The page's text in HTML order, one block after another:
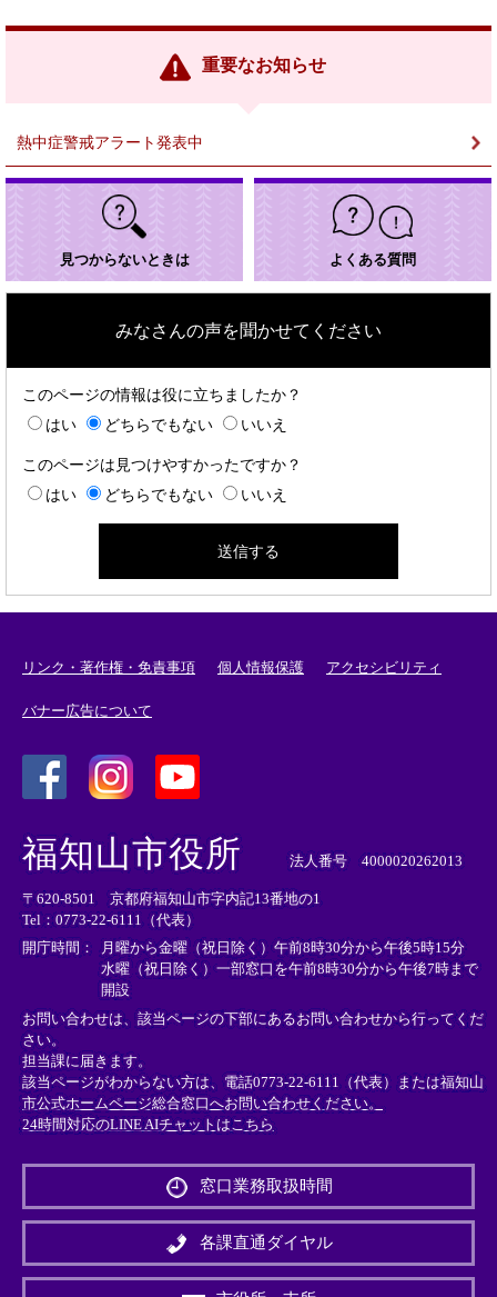
リ
重要なお知らせ
熱中症警戒アラート発表中
見つからないときは よくある質問
みなさんの声を聞かせてください
このページの情報は役に立ちましたか？
はい
どちらでもない いいえ
このページは見つけやすかったですか？
はい
どちらでもない いいえ
リンク・著作権・免責事項 個人情報保護 アクセシビリティ
バナー広告について
外
部
リ
ン
ク
＞
外
リ
ン
ク
＞
外
部
ン
ク
＞
福知山市役所 法人番号 4000020262013
〒620-8501 京都府福知山市字内記13番地の1
Tel：0773-22-6111（代表）
開庁時間：
月曜から金曜（祝日除く）午前8時30分から午後5時15分
水曜（祝日除く）一部窓口を午前8時30分から午後7時まで
開設
お問い合わせは、該当ページの下部にあるお問い合わせから行ってくだ
さい。
担当課に届きます。
該当ページがわからない方は、電話0773-22-6111（代表）または福知山
市公式ホームページ総合窓口へお問い合わせください。
24時間対応のLINE AIチャットはこちら
外
リ
ン
＞
窓口業務取扱時間
各課直通ダイヤル